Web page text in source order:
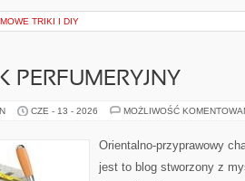
TRIKI I DIY
PERFUMERYJNY
CZE - 13 - 2026 MOŻLIWOŚĆ
Orientalno-przyprawowy
jest to blog stworzony z